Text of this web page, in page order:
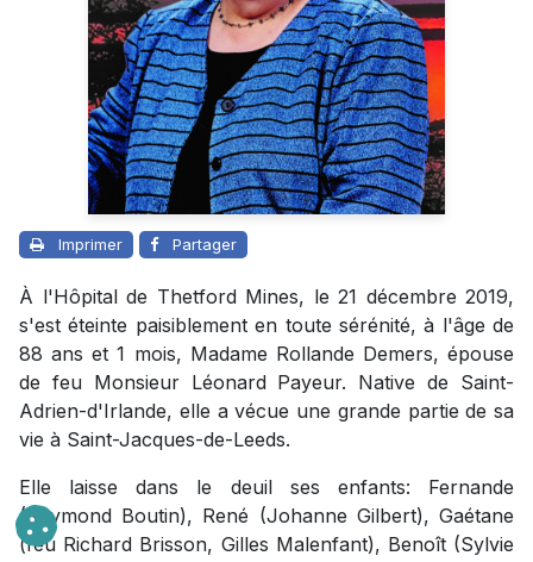
Imprimer Partager
À l'Hôpital de Thetford Mines, le 21 décembre 2019,
s'est éteinte paisiblement en toute sérénité, à l'âge de
88 ans et 1 mois, Madame Rollande Demers, épouse
de feu Monsieur Léonard Payeur. Native de Saint-
Adrien-d'Irlande, elle a vécue une grande partie de sa
vie à Saint-Jacques-de-Leeds.
Elle laisse dans le deuil ses enfants: Fernande
(Raymond Boutin), René (Johanne Gilbert), Gaétane
(feu Richard Brisson, Gilles Malenfant), Benoît (Sylvie